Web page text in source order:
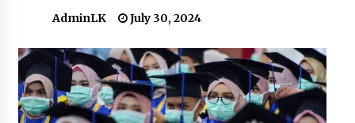
October 12, 2023
Minsel Siap Gemparkan Porprov Sulut XII:
Target Lampaui Prestasi Sebelumnya!
AdminLK July 30, 2024